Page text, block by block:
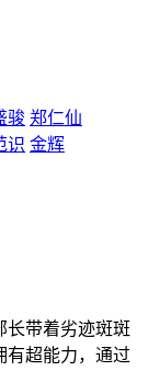
骏 郑仁仙
识 金辉
长带着劣迹斑斑
有超能力，通过